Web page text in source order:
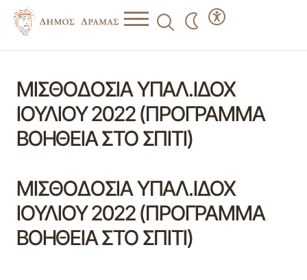
ΜΙΣΘΟΔΟΣΙΑ ΥΠΑΛ.ΙΔΟΧ
ΙΟΥΛΙΟΥ 2022 (ΠΡΟΓΡΑΜΜΑ
ΒΟΗΘΕΙΑ ΣΤΟ ΣΠΙΤΙ)
ΜΙΣΘΟΔΟΣΙΑ ΥΠΑΛ.ΙΔΟΧ
ΙΟΥΛΙΟΥ 2022 (ΠΡΟΓΡΑΜΜΑ
ΒΟΗΘΕΙΑ ΣΤΟ ΣΠΙΤΙ)